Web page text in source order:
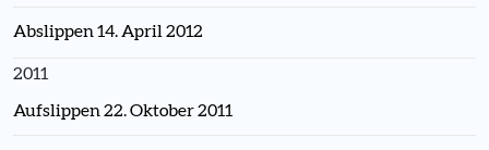
Abslippen 14. April 2012
2011
Aufslippen 22. Oktober 2011